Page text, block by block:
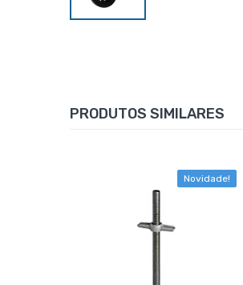
PRODUTOS SIMILARES
Novidade!